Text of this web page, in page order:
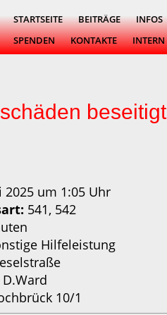
STARTSEITE BEITRÄGE INFOS
SPENDEN
KONTAKTE INTERN
beseitigt
2025 um 1:05 Uhr
541, 542
Hilfeleistung
D.Ward
10/1